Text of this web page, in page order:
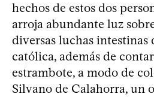
hechos de estos dos
arroja abundante luz
diversas luchas intestinas
católica, además de
estrambote, a modo de
Silvano de Calahorra, un